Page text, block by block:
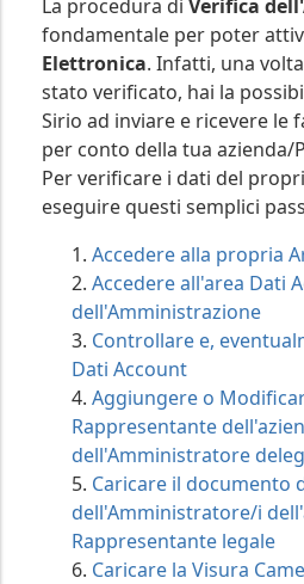
La procedura di Verifica
fondamentale per poter
Elettronica. Infatti, una
stato verificato, hai la
Sirio ad inviare e ricevere le
per conto della tua azienda/
Per verificare i dati del
eseguire questi semplici
Accedere alla propria
Accedere all'area Dati
dell'Amministrazione
Controllare e,
Dati Account
Aggiungere o
Rappresentante
dell'Amministratore
Caricare il documento
dell'Amministratore/i
Rappresentante legale
Caricare la Visura